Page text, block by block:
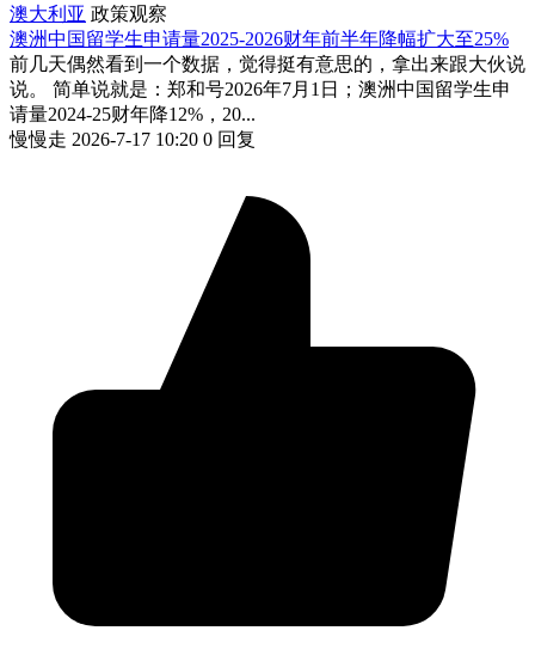
澳大利亚 政策观察
澳洲中国留学生申请量2025-2026财年前半年降幅扩大至25%
前几天偶然看到一个数据，觉得挺有意思的，拿出来跟大伙说
说。 简单说就是：郑和号2026年7月1日；澳洲中国留学生申
请量2024-25财年降12%，20...
慢慢走 2026-7-17 10:20 0 回复